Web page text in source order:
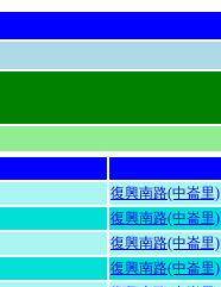
復興南路(中崙里)
復興南路(中崙里)
復興南路(中崙里)
復興南路(中崙里)